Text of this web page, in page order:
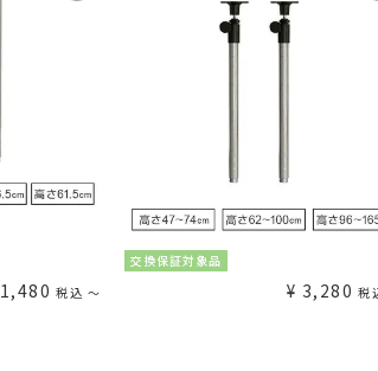
1,480 税込 〜
交換保証対象品
¥ 3,280 税